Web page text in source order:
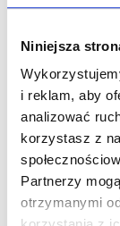
Niniejsza
i reklam, aby
analizować
korzystasz z
Partnerzy
otrzymanymi
koszyku oraz
konkretnego
i planowania
gdy Twoi